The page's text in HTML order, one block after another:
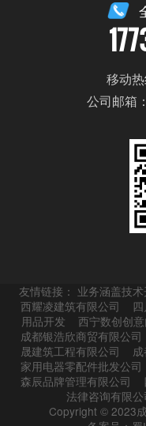
移动
公司邮箱
友情链接： 业务涵盖技
西耀凌建筑有限公司
用品开发
西宁数创创
成都银浩欣商贸有限公司
晟建筑工程有限公司
家用电器零配件批发公司
森辰品牌管理有限公司
法律咨询有限公
Copyright © 2023